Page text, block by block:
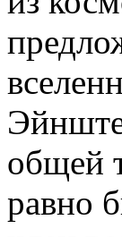
общей
равно